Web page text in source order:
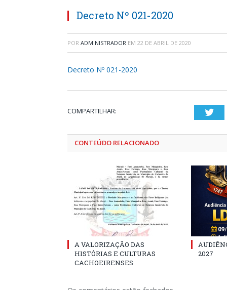
Decreto Nº 021-2020
POR ADMINISTRADOR EM 22 DE ABRIL DE 2020
Decreto Nº 021-2020
COMPARTILHAR:
CONTEÚDO RELACIONADO
A VALORIZAÇÃO DAS
HISTÓRIAS E CULTURAS
CACHOEIRENSES
2027